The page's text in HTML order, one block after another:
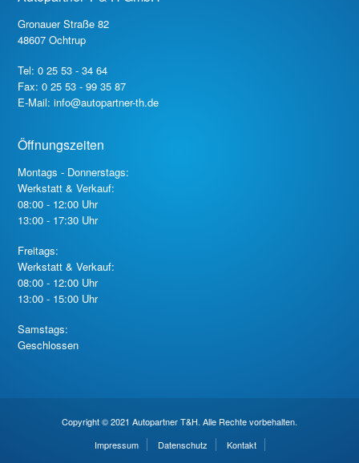
Gronauer Straße 82
48607 Ochtrup
Tel: 0 25 53 - 34 64
Fax: 0 25 53 - 99 35 87
E-Mail: info@autopartner-th.de
Öffnungszeiten
Montags - Donnerstags:
Werkstatt & Verkauf:
08:00 - 12:00 Uhr
13:00 - 17:30 Uhr
Freitags:
Werkstatt & Verkauf:
08:00 - 12:00 Uhr
13:00 - 15:00 Uhr
Samstags:
Geschlossen
Copyright © 2021 Autopartner T&H. Alle Rechte vorbehalten.
Impressum
Datenschutz Kontakt